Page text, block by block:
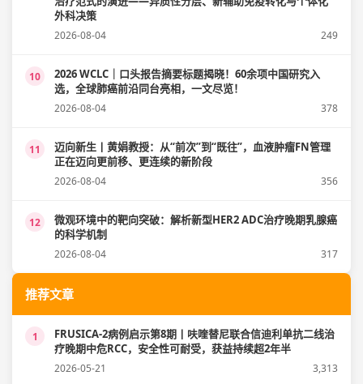
外科决策
2026-08-04 249
10
2026 WCLC｜口头报告摘要标题揭晓！60余项中国研究入
选，全球肺癌前沿同台亮相，一文尽览！
2026-08-04 378
11
迈向新生丨黄娟教授：从“前次”到“既往”，血液肿瘤FN管理
正在迈向更前移、更连续的新阶段
2026-08-04 356
12
微观环境中的靶向突破：解析新型HER2 ADC治疗晚期乳腺癌
的科学机制
2026-08-04 317
推荐文章
1
FRUSICA-2病例启示第8期丨呋喹替尼联合信迪利单抗二线治
疗晚期中危RCC，安全性可耐受，获益持续超2年半
2026-05-21 3,313